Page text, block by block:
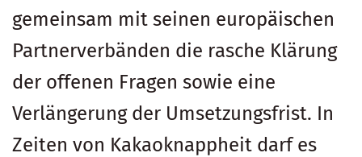
gemeinsam mit seinen europäischen
Partnerverbänden die rasche Klärung
der offenen Fragen sowie eine
Verlängerung der Umsetzungsfrist. In
Zeiten von Kakaoknappheit darf es